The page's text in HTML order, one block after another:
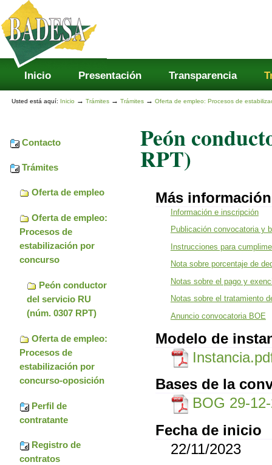
Cambiar
contenido.
Saltar
navegación
Secciones
Inicio Presentación Transparencia
Usted está aquí: Inicio →Trámites →Trámites →Oferta de empleo: Procesos de
Contacto
Trámites
Oferta de empleo
Oferta de empleo:
Procesos de
estabilización por
concurso
Peón conductor
del servicio RU
(núm. 0307 RPT)
Oferta de empleo:
Procesos de
estabilización por
concurso-oposición
Perfil de
contratante
Registro de
contratos
Peón
RPT)
Más información
Información e inscripción
Publicación convocatoria y
Instrucciones para
Nota sobre porcentaje de
Notas sobre el pago y
Notas sobre el tratamiento
Anuncio convocatoria BOE
Modelo de
Bases de la
BOG 29-
Fecha de inicio
22/11/2023